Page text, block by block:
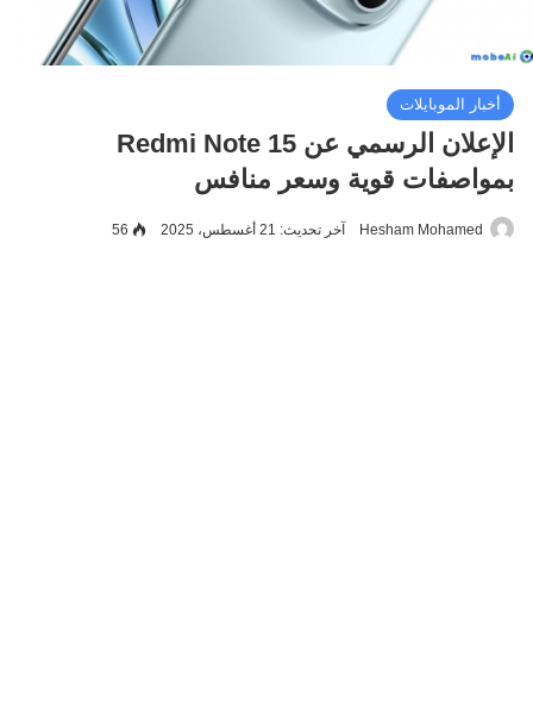
أخبار الموبايلات
الإعلان الرسمي عن Redmi Note 15
بمواصفات قوية وسعر منافس
Hesham Mohamed آخر تحديث: 21 أغسطس، 2025 56